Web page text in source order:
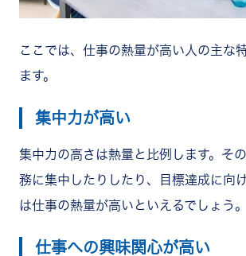
ここでは、仕事の熱量が高い人の主な
ます。
集中力が高い
集中力の高さは熱量と比例します。そ
務に集中したりしたり、目標達成に向
は仕事の熱量が高いといえるでしょう。
仕事への興味関心が高い